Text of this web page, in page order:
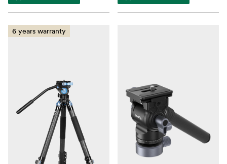
6 years warranty